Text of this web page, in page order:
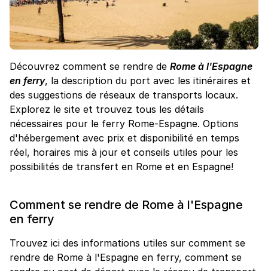
Découvrez comment se rendre de Rome à l'Espagne
en ferry, la description du port avec les itinéraires et
des suggestions de réseaux de transports locaux.
Explorez le site et trouvez tous les détails
nécessaires pour le ferry Rome-Espagne. Options
d'hébergement avec prix et disponibilité en temps
réel, horaires mis à jour et conseils utiles pour les
possibilités de transfert en Rome et en Espagne!
Comment se rendre de Rome à l'Espagne
en ferry
Trouvez ici des informations utiles sur comment se
rendre de Rome à l'Espagne en ferry, comment se